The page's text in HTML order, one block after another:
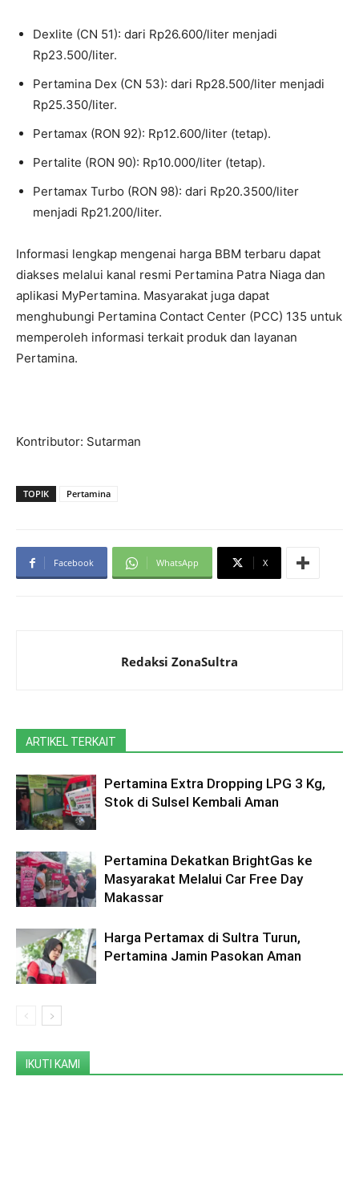
Dexlite (CN 51): dari Rp26.600/liter menjadi
Rp23.500/liter.
Pertamina Dex (CN 53): dari Rp28.500/liter menjadi
Rp25.350/liter.
Pertamax (RON 92): Rp12.600/liter (tetap).
Pertalite (RON 90): Rp10.000/liter (tetap).
Pertamax Turbo (RON 98): dari Rp20.3500/liter
menjadi Rp21.200/liter.
Informasi lengkap mengenai harga BBM terbaru dapat
diakses melalui kanal resmi Pertamina Patra Niaga dan
aplikasi MyPertamina. Masyarakat juga dapat
menghubungi Pertamina Contact Center (PCC) 135 untuk
memperoleh informasi terkait produk dan layanan
Pertamina.
Kontributor: Sutarman
TOPIK Pertamina
Facebook WhatsApp X
Redaksi ZonaSultra
ARTIKEL TERKAIT
Pertamina Extra Dropping LPG 3 Kg,
Stok di Sulsel Kembali Aman
Pertamina Dekatkan BrightGas ke
Masyarakat Melalui Car Free Day
Makassar
Harga Pertamax di Sultra Turun,
Pertamina Jamin Pasokan Aman
IKUTI KAMI